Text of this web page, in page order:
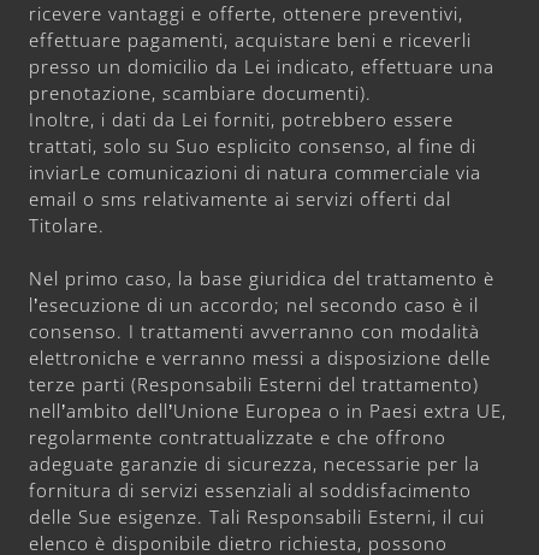
ricevere vantaggi e offerte, ottenere preventivi,
effettuare pagamenti, acquistare beni e riceverli
presso un domicilio da Lei indicato, effettuare una
prenotazione, scambiare documenti).
Inoltre, i dati da Lei forniti, potrebbero essere
trattati, solo su Suo esplicito consenso, al fine di
inviarLe comunicazioni di natura commerciale via
email o sms relativamente ai servizi offerti dal
Titolare.
Nel primo caso, la base giuridica del trattamento è
l’esecuzione di un accordo; nel secondo caso è il
consenso. I trattamenti avverranno con modalità
elettroniche e verranno messi a disposizione delle
terze parti (Responsabili Esterni del trattamento)
nell’ambito dell’Unione Europea o in Paesi extra UE,
regolarmente contrattualizzate e che offrono
adeguate garanzie di sicurezza, necessarie per la
fornitura di servizi essenziali al soddisfacimento
delle Sue esigenze. Tali Responsabili Esterni, il cui
elenco è disponibile dietro richiesta, possono